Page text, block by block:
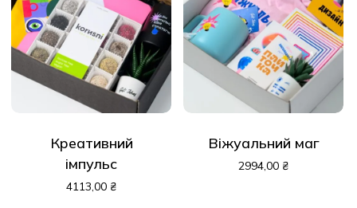
Креативний
імпульс
4113,00 ₴
Віжуальний маг
2994,00 ₴